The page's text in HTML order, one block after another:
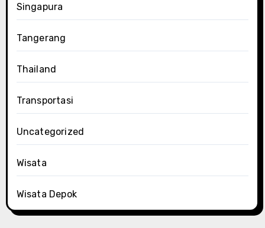
Singapura
Tangerang
Thailand
Transportasi
Uncategorized
Wisata
Wisata Depok